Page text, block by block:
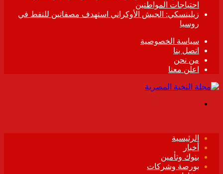
احتياجات المواطنين
زيلينسكي: الجيش الأوكراني استهدف مصفاتين للنفط في
روسيا
سياسة الخصوصية
اتصل بنا
من نحن
اعلن معنا
الرئيسية
أخبار
بنوك وتأمين
بورصة وشركات